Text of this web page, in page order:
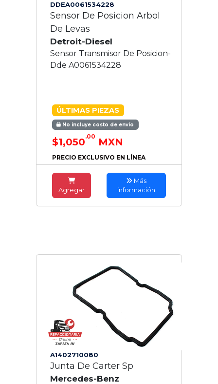
DDEA0061534228
Sensor De Posicion Arbol
De Levas
Detroit-Diesel
Sensor Transmisor De Posicion-
Dde A0061534228
ÚLTIMAS PIEZAS
No incluye costo de envío
$1,050.00 MXN
PRECIO EXCLUSIVO EN LÍNEA
Agregar
Más
información
A1402710080
Junta De Carter Sp
Mercedes-Benz